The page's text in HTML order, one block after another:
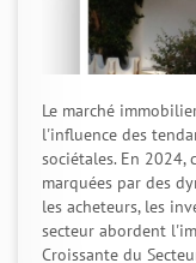
Le marché
l'influence des
sociétales. En
marquées par des
les acheteurs, les
secteur abordent
Croissante du